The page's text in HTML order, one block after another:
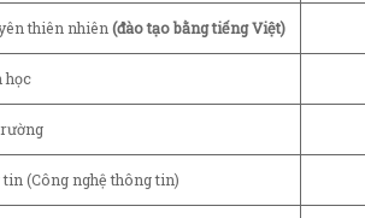
thiên nhiên(đào tạo bằng tiếng Việt)
học
(Công nghệ thông tin)